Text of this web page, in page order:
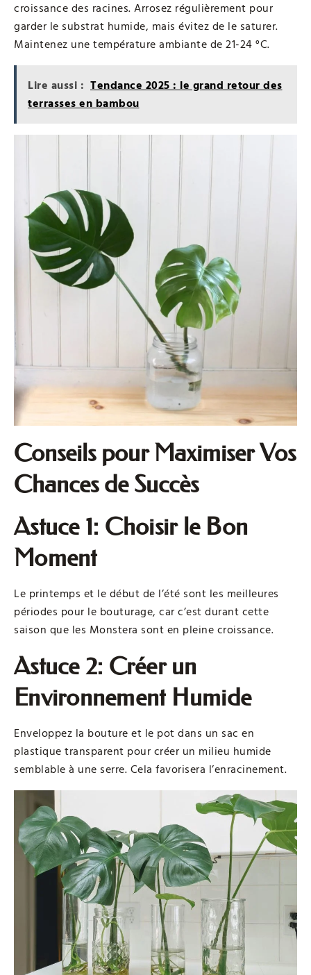
croissance des racines. Arrosez régulièrement pour
garder le substrat humide, mais évitez de le saturer.
Maintenez une température ambiante de 21-24 °C.
Lire aussi : Tendance 2025 : le grand retour des
terrasses en bambou
Conseils pour Maximiser Vos
Chances de Succès
Astuce 1: Choisir le Bon
Moment
Le printemps et le début de l’été sont les meilleures
périodes pour le bouturage, car c’est durant cette
saison que les Monstera sont en pleine croissance.
Astuce 2: Créer un
Environnement Humide
Enveloppez la bouture et le pot dans un sac en
plastique transparent pour créer un milieu humide
semblable à une serre. Cela favorisera l’enracinement.